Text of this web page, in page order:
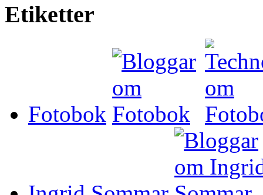
Etiketter
Fotobok